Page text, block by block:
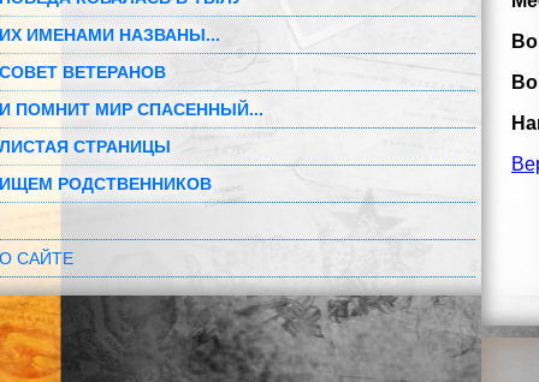
ИХ ИМЕНАМИ НАЗВАНЫ...
СОВЕТ ВЕТЕРАНОВ
И ПОМНИТ МИР СПАСЕННЫЙ...
ЛИСТАЯ СТРАНИЦЫ
ИЩЕМ РОДСТВЕННИКОВ
О САЙТЕ